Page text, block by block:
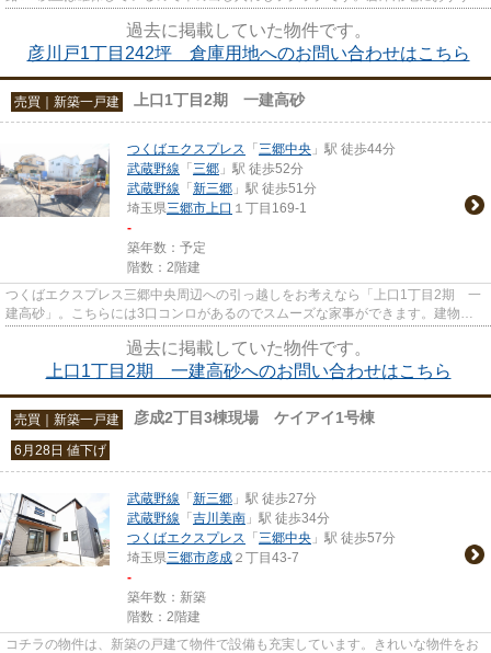
過去に掲載していた物件です。
彦川戸1丁目242坪 倉庫用地へのお問い合わせはこちら
売買｜新築一戸建 上口1丁目2期 一建高砂
つくばエクスプレス 「 三郷中央 」駅 徒歩44分
武蔵野線 「 三郷 」駅 徒歩52分
武蔵野線 「 新三郷 」駅 徒歩51分
埼玉県三郷市上口 １丁目169-1
-
築年数：予定
階数：2階建
つくばエクスプレス三郷中央周辺への引っ越しをお考えなら「上口1丁目2期 一
建高砂」。こちらには3口コンロがあるのでスムーズな家事ができます。建物面
過去に掲載していた物件です。
上口1丁目2期 一建高砂へのお問い合わせはこちら
売買｜新築一戸建 彦成2丁目3棟現場 ケイアイ1号棟
6月28日 値下げ
武蔵野線 「 新三郷 」駅 徒歩27分
武蔵野線 「 吉川美南 」駅 徒歩34分
つくばエクスプレス 「 三郷中央 」駅 徒歩57分
埼玉県三郷市彦成 ２丁目43-7
-
築年数：新築
階数：2階建
コチラの物件は、新築の戸建て物件で設備も充実しています。きれいな物件をお